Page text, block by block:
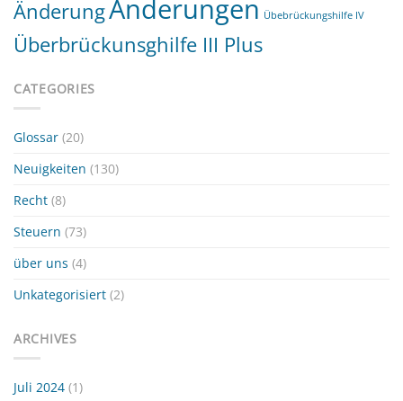
ÄnderungÄnderungen Übebrückungshilfe IV
Überbrückunsghilfe III Plus
CATEGORIES
Glossar (20)
Neuigkeiten (130)
Recht (8)
Steuern (73)
über uns (4)
Unkategorisiert (2)
ARCHIVES
Juli 2024 (1)